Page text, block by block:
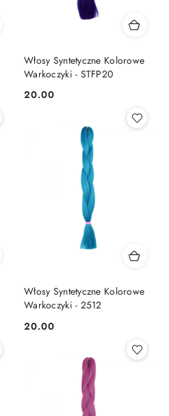
Włosy Syntetyczne Kolorowe
Warkoczyki - STFP20
Cena:
20.00
Włosy Syntetyczne Kolorowe
Warkoczyki - 2512
Cena:
20.00